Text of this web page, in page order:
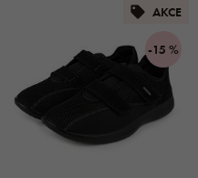
AKCE
-15 %